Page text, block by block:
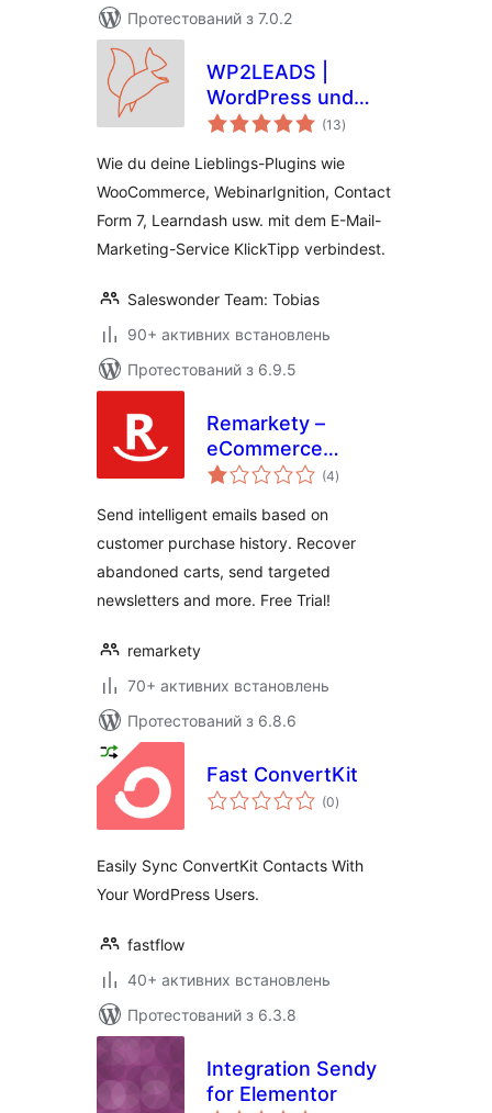
Протестований з 7.0.2
WP2LEADS |
WordPress und
KlickTipp einfach
WooCommerce und
KlickTipp einfach
verbinden
(13загальний
рейтинг
)
Wie du deine Lieblings-Plugins wie
WooCommerce, WebinarIgnition, Contact
Form 7, Learndash usw. mit dem E-Mail-
Marketing-Service KlickTipp verbindest.
Saleswonder Team: Tobias
90+ активних встановлень
Протестований з 6.9.5
Remarkety –
eCommerce
Marketing
Platform for
WooCommerce
(4загальний
рейтинг
)
Send intelligent emails based on
customer purchase history. Recover
abandoned carts, send targeted
newsletters and more. Free Trial!
remarkety
70+ активних встановлень
Протестований з 6.8.6
Fast ConvertKit
(0загальний
рейтинг
)
Easily Sync ConvertKit Contacts With
Your WordPress Users.
fastflow
40+ активних встановлень
Протестований з 6.3.8
Integration Sendy
for Elementor